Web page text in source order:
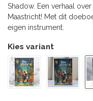
Shadow. Een verhaal
Maastricht! Met dit
eigen instrument.
Kies variant